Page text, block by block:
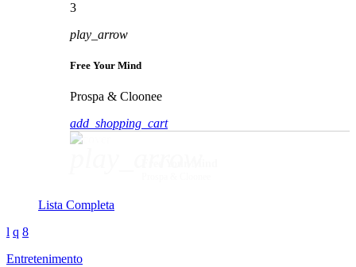
3
play_arrow
Free Your Mind
Prospa & Cloonee
add_shopping_cart
Lista Completa
Entretenimento